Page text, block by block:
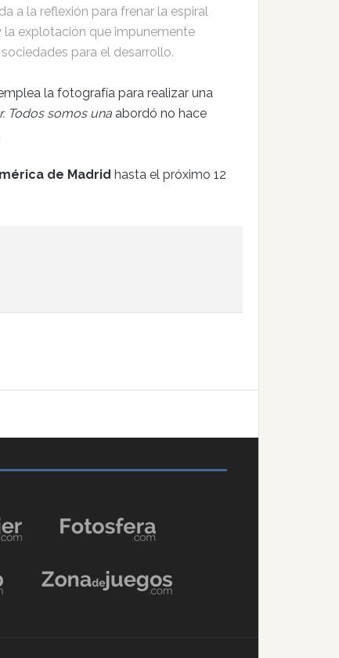
a la reflexión para frenar la espiral
la explotación que impunemente
para el desarrollo.
la fotografía para realizar una
Todos somos una abordó no hace
de Madrid hasta el próximo 12